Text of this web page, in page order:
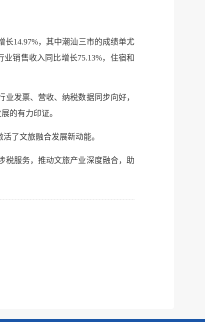
14.97%，其中潮汕三市的成绩单尤
销售收入同比增长75.13%，住宿和
发票、营收、纳税数据同步向好，
的有力印证。
了文旅融合发展新动能。
税服务，推动文旅产业深度融合，助